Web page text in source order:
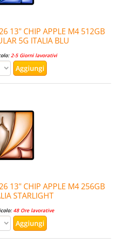
13" CHIP APPLE M4 512GB
5G ITALIA BLU
2-5 Giorni lavorativi
13" CHIP APPLE M4 256GB
STARLIGHT
48 Ore lavorative